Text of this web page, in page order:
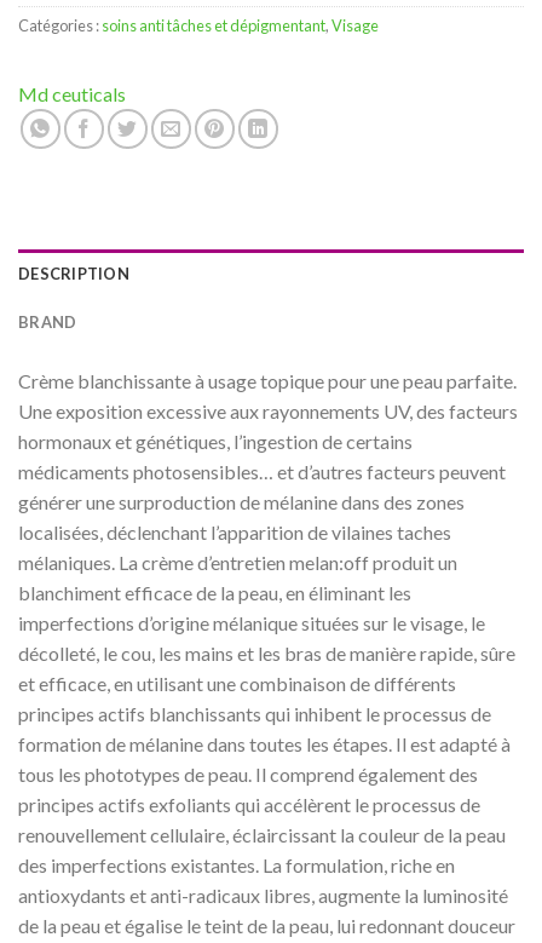
Catégories :soins anti tâches et dépigmentant,Visage
Md ceuticals
DESCRIPTION
BRAND
Crème blanchissante à usage topique pour une peau parfaite.
Une exposition excessive aux rayonnements UV, des facteurs
hormonaux et génétiques, l’ingestion de certains
médicaments photosensibles… et d’autres facteurs peuvent
générer une surproduction de mélanine dans des zones
localisées, déclenchant l’apparition de vilaines taches
mélaniques. La crème d’entretien melan:off produit un
blanchiment efficace de la peau, en éliminant les
imperfections d’origine mélanique situées sur le visage, le
décolleté, le cou, les mains et les bras de manière rapide, sûre
et efficace, en utilisant une combinaison de différents
principes actifs blanchissants qui inhibent le processus de
formation de mélanine dans toutes les étapes. Il est adapté à
tous les phototypes de peau. Il comprend également des
principes actifs exfoliants qui accélèrent le processus de
renouvellement cellulaire, éclaircissant la couleur de la peau
des imperfections existantes. La formulation, riche en
antioxydants et anti-radicaux libres, augmente la luminosité
de la peau et égalise le teint de la peau, lui redonnant douceur